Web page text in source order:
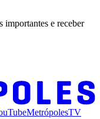
importantes e receber
MetrópolesTV